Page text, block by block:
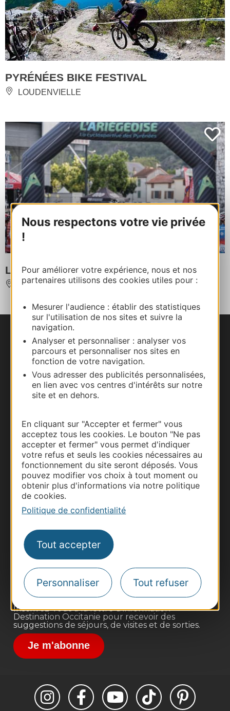
Nous respectons votre vie privée
!
Pour améliorer votre expérience, nous et nos
partenaires utilisons des cookies utiles pour :
Mesurer l'audience : établir des statistiques
sur l'utilisation de nos sites et suivre la
navigation.
Analyser et personnaliser : analyser vos
parcours et personnaliser nos sites en
fonction de votre navigation.
Vous adresser des publicités personnalisées,
en lien avec vos centres d'intérêts sur notre
site et en dehors.
En cliquant sur "Accepter et fermer" vous
acceptez tous les cookies. Le bouton "Ne pas
accepter et fermer" vous permet d'indiquer
votre refus et seuls les cookies nécessaires au
fonctionnement du site seront déposés. Vous
pouvez modifier vos choix à tout moment ou
obtenir plus d'informations via notre politique
de cookies.
Politique de confidentialité
Tout accepter
Personnaliser Tout refuser
PYRÉNÉES BIKE FESTIVAL
LOUDENVIELLE
L'ARIEGEOISE CYCLOSPORTIVE
TARASCON-SUR-ARIEGE
Nous contacter
Carte interactive
Documentation
Thermalisme
Business/Mice
Pros d'Occitanie
Site presse et d'influence
Voyagistes
Destination Sport
Inscrivez-vous à la lettre d'information
Destination Occitanie pour recevoir des
suggestions de séjours, de visites et de sorties.
Je m'abonne